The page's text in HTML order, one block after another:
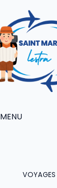
MENU
VOYAGES